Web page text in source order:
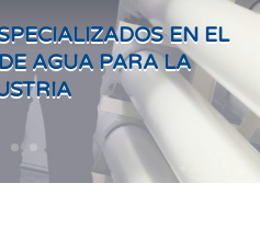
EN EL
AGUA PARA LA